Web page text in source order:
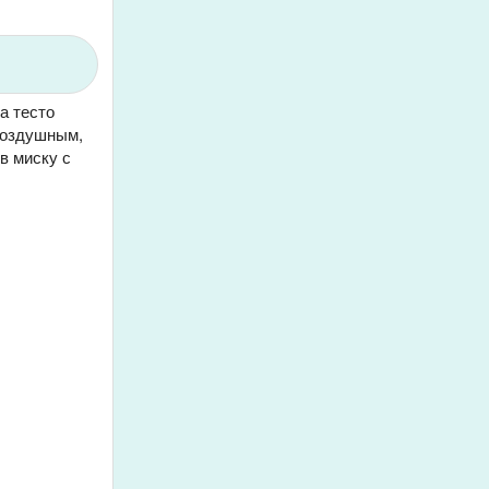
тесто
миску с